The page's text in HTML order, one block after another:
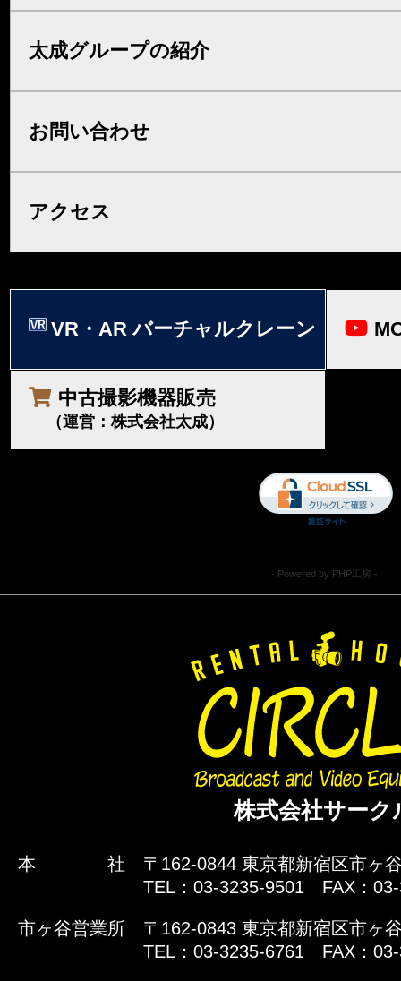
太成グループの紹介
お問い合わせ
アクセス
VR・AR バーチャルクレーン
中古撮影機器販売
（運営：株式会社太成）
- Powered by PHP工房 -
株式会社サーク
本 社
〒162-0844 東京都新宿区市ヶ
TEL：03-3235-9501 FAX：
市ヶ谷営業所
〒162-0843 東京都新宿区市ヶ
TEL：03-3235-6761 FAX：